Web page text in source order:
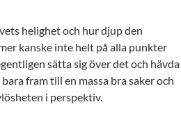
helighet och hur djup den
kanske inte helt på alla punkter
sätta sig över det och hävda
fram till en massa bra saker och
i perspektiv.